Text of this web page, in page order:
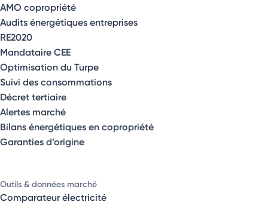
AMO copropriété
Audits énergétiques entreprises
RE2020
Mandataire CEE
Optimisation du Turpe
Suivi des consommations
Décret tertiaire
Alertes marché
Bilans énergétiques en copropriété
Garanties d’origine
Outils & données marché
Comparateur électricité